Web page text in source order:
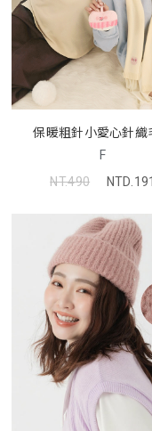
保暖粗針小愛心針織
F
NT.490
NTD.191